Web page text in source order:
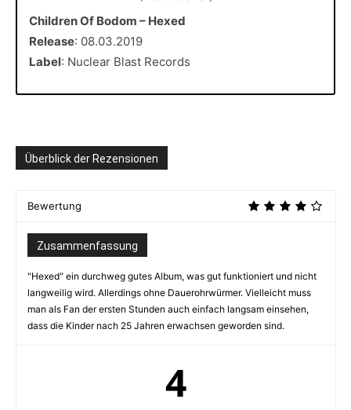
Children Of Bodom – Hexed
Release: 08.03.2019
Label: Nuclear Blast Records
Überblick der Rezensionen
Bewertung
Zusammenfassung
"Hexed" ein durchweg gutes Album, was gut funktioniert und nicht
langweilig wird. Allerdings ohne Dauerohrwürmer. Vielleicht muss
man als Fan der ersten Stunden auch einfach langsam einsehen,
dass die Kinder nach 25 Jahren erwachsen geworden sind.
4